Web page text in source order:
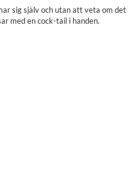
sig själv och utan att veta om det
med en cock-tail i handen.